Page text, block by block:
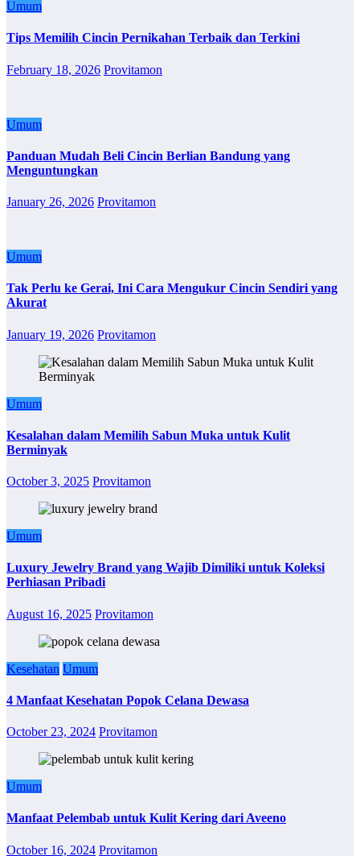
Umum
Tips Memilih Cincin Pernikahan Terbaik dan Terkini
February 18, 2026 Provitamon
Umum
Panduan Mudah Beli Cincin Berlian Bandung yang
Menguntungkan
January 26, 2026 Provitamon
Umum
Tak Perlu ke Gerai, Ini Cara Mengukur Cincin Sendiri yang
Akurat
January 19, 2026 Provitamon
Umum
Kesalahan dalam Memilih Sabun Muka untuk Kulit
Berminyak
October 3, 2025 Provitamon
Umum
Luxury Jewelry Brand yang Wajib Dimiliki untuk Koleksi
Perhiasan Pribadi
August 16, 2025 Provitamon
Kesehatan Umum
4 Manfaat Kesehatan Popok Celana Dewasa
October 23, 2024 Provitamon
Umum
Manfaat Pelembab untuk Kulit Kering dari Aveeno
October 16, 2024 Provitamon